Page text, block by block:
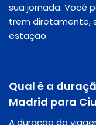
sua jornada. Você
trem diretamente,
estação.
Qual é a
Madrid para
A duração da